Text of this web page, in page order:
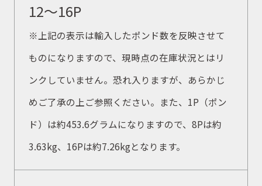
12〜16P
※上記の表示は輸入したポンド数を反映させて
ものになりますので、現時点の在庫状況とはリ
ンクしていません。恐れ入りますが、あらかじ
めご了承の上ご参照ください。また、1P（ポン
ド）は約453.6グラムになりますので、8Pは約
3.63kg、16Pは約7.26kgとなります。